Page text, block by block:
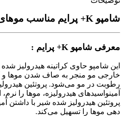
شامپو K+ پرایم مناسب موهای کراتینه-250میلی
معرفی شامپو K+ پرایم :
این شامپو حاوی کراتینه هیدرولیز
خارجی مو منجر به صاف شدن موها و
رطوبت در مو می‌شود. پروتئین
آمینواسیدهای هیدرولیزه، موها را
پروتئین هیدرولیز شده شیر با داشتن
دهی موها را تسهیل می‌کند.